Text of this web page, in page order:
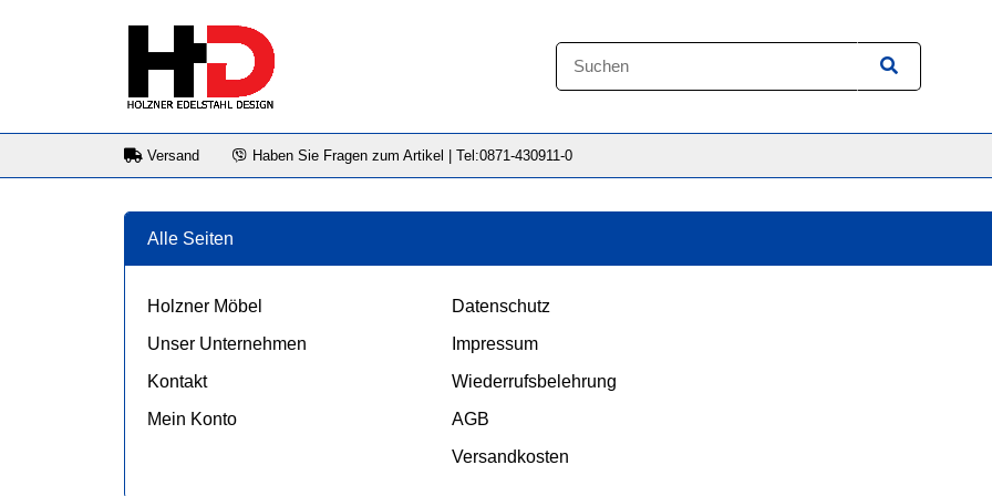
Versand Haben Sie Fragen zum Artikel | Tel:0871-430911-0
Alle Seiten
Holzner Möbel
Unser Unternehmen
Kontakt
Mein Konto
Datenschutz
Impressum
Wiederrufsbelehrung
AGB
Versandkosten